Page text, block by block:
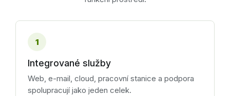
1
Integrované služby
Web, e-mail, cloud, pracovní stanice a podpora
spolupracují jako jeden celek.